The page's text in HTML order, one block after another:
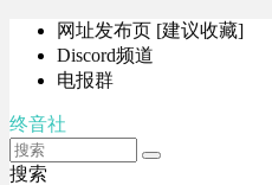
网址发布页 [建议收藏]
Discord频道
电报群
终音社
搜索